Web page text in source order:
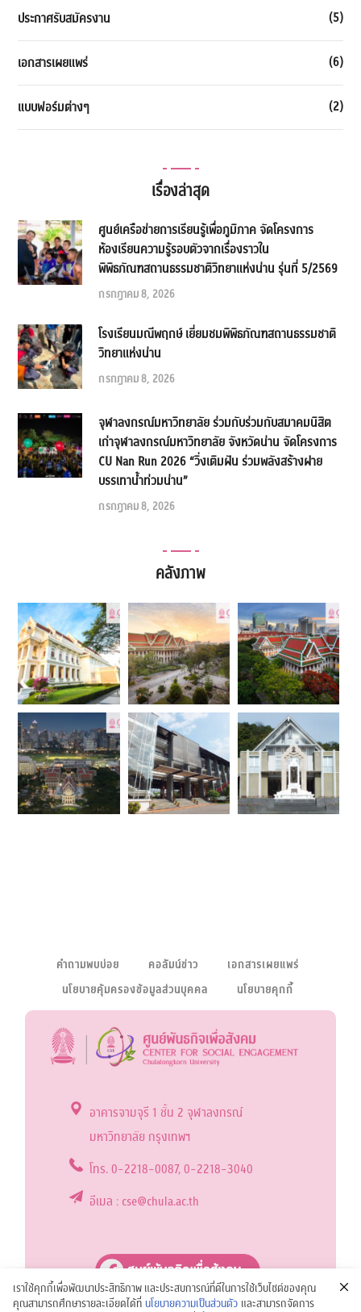
ประกาศรับสมัครงาน (5)
เอกสารเผยแพร่ (6)
แบบฟอร์มต่างๆ (2)
เรื่องล่าสุด
ศูนย์เครือข่ายการเรียนรู้เพื่อภูมิภาค จัดโครงการ
ห้องเรียนความรู้รอบตัวจากเรื่องราวใน
พิพิธภัณฑสถานธรรมชาติวิทยาแห่งน่าน รุ่นที่ 5/2569
กรกฎาคม 8, 2026
โรงเรียนมณีพฤกษ์ เยี่ยมชมพิพิธภัณฑสถานธรรมชาติ
วิทยาแห่งน่าน
กรกฎาคม 8, 2026
จุฬาลงกรณ์มหาวิทยาลัย ร่วมกับร่วมกับสมาคมนิสิต
เก่าจุฬาลงกรณ์มหาวิทยาลัย จังหวัดน่าน จัดโครงการ
CU Nan Run 2026 “วิ่งเติมฝัน ร่วมพลังสร้างฝาย
บรรเทาน้ำท่วมน่าน”
กรกฎาคม 8, 2026
คลังภาพ
อาคารจามจุรี 1 ชั้น 2 จุฬาลงกรณ์
มหาวิทยาลัย กรุงเทพฯ
โทร. 0-2218-0087, 0-2218-3040
อีเมล : cse@chula.ac.th
คำถามพบบ่อย คอลัมน์ข่าว
เอกสารเผยแพร่
นโยบายคุ้มครองข้อมูลส่วนบุคคล
นโยบายคุกกี้
เราใช้คุกกี้เพื่อพัฒนาประสิทธิภาพ และประสบการณ์ที่ดีในการใช้เว็บไซต์ของคุณ
คุณสามารถศึกษารายละเอียดได้ที่ นโยบายความเป็นส่วนตัว และสามารถจัดการ